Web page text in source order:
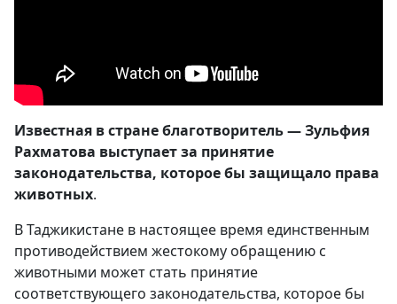
Известная в стране благотворитель — Зульфия
Рахматова выступает за принятие
законодательства, которое бы защищало права
животных.
В Таджикистане в настоящее время единственным
противодействием жестокому обращению с
животными может стать принятие
соответствующего законодательства, которое бы